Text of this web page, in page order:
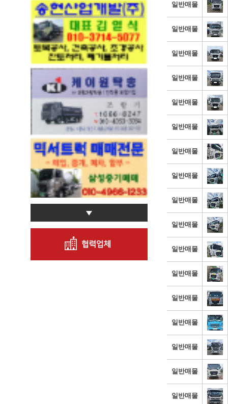
일반매물
일반매물
일반매물
일반매물
일반매물
일반매물
일반매물
일반매물
일반매물
일반매물
일반매물
일반매물
일반매물
일반매물
일반매물
일반매물
일반매물